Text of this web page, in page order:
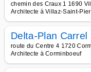
chemin des Craux 1 1690
Architecte à Villaz-Saint-
Delta-Plan Carrel
route du Centre 4 1720
Architecte à Corminboeuf